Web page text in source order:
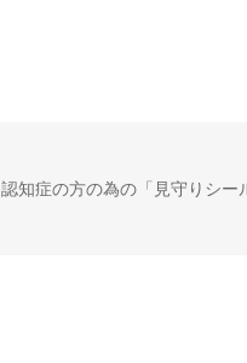
認知症の方の為の「見守りシー